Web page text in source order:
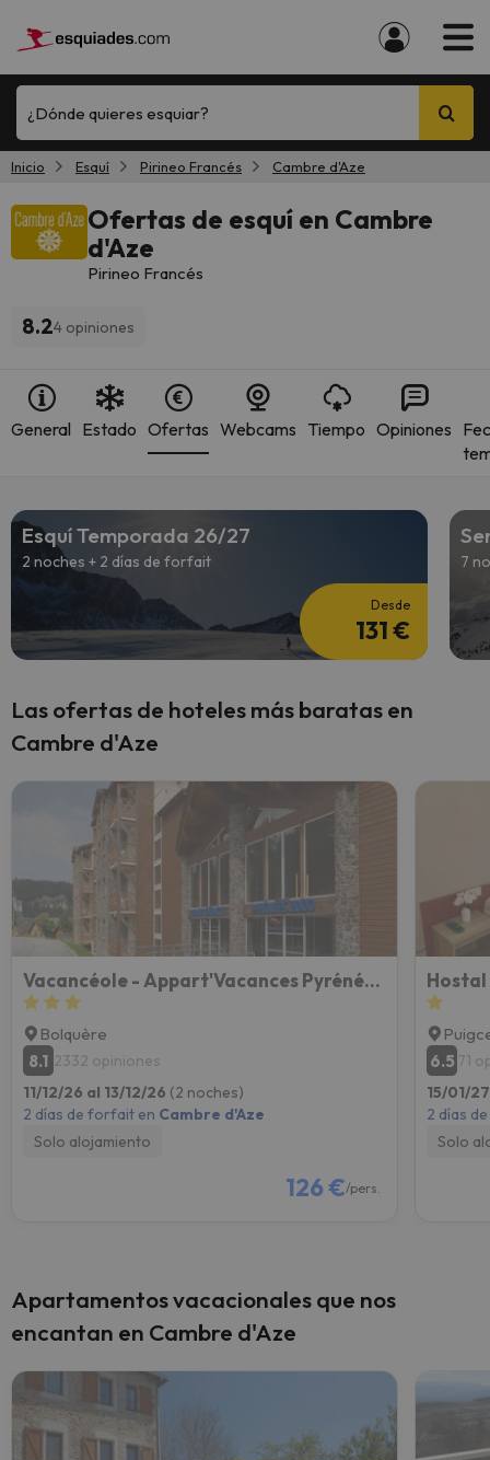
¿Dónde quieres esquiar?
Inicio Esquí Pirineo Francés Cambre d'Aze
Ofertas de esquí en Cambre
d'Aze
Pirineo Francés
8.24 opiniones
General Estado Ofertas Webcams Tiempo Opiniones
Esquí Temporada 26/27
2 noches + 2 días de forfait
Desde
131 €
7
Las ofertas de hoteles más baratas en
Cambre d'Aze
Vacancéole - Appart'Vacances Pyrénées 2000
Bolquère
8.1 2332 opiniones
11/12/26 al 13/12/26 (2 noches)
2 días de forfait en Cambre d'Aze
Solo alojamiento
126 €/pers.
Hostal
6.5 71
15/01/
2 días
Solo
Apartamentos vacacionales que nos
encantan en Cambre d'Aze